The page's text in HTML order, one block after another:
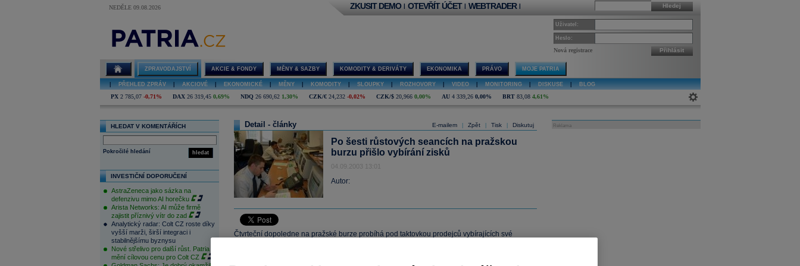
NEDĚLE 09.08.2026 Hledej
ZKUSIT DEMO | OTEVŘÍT ÚČET | WEBTRADER |
Uživatel:
Heslo:
Nová registrace Přihlásit
ZPRAVODAJSTVÍ AKCIE & FONDY MĚNY & SAZBY KOMODITY & DERIVÁTY EKONOMIKA PRÁVO MOJE PATRIA
PŘEHLED ZPRÁV AKCIOVÉ EKONOMICKÉ MĚNY KOMODITY SLOUPKY ROZHOVORY VIDEO MONITORING DISKUSE BLOG
PX 2 785,07 -0,71% DAX 26 319,45 0,69% NDQ 26 690,62 1,30% CZK/€ 24,232 -0,02% CZK/$ 20,966 0,00% AU 4 339,26 0,00% BRT 83,08 4,61%
HLEDAT V KOMENTÁŘÍCH
hledat
Pokročilé hledání
INVESTIČNÍ DOPORUČENÍ
AstraZeneca jako sázka na
defenzivu mimo AI horečku
Arista Networks: AI může firmě
zajistit příznivý vítr do zad
Analytický radar: Colt CZ roste díky
vyšší marži, širší integraci i
stabilnějšímu byznysu
Nové střelivo pro další růst. Patria
mění cílovou cenu pro Colt CZ
E-mailem Zpět Tisk Diskutuj
Detail - články
Po šesti růstových seancích na pražskou
burzu přišlo vybírání zisků
04.09.2003 13:01
Autor:
Čtvrteční dopoledne na pražské burze probíhá pod taktovkou prodejců vybírajících své
Reklama